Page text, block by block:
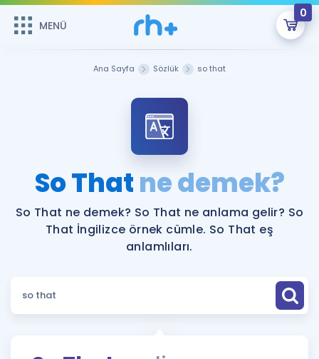
MENÜ
0
ÜYE DEĞİLİM
Sepetin Şu An Boş.
Remzi Hoca ile seni sınava hazırlayacak onlarca eğitim seni
bekliyor!
MENÜ
Faydalı Araçlar
Sözlük
Hakkımızda
Ana Sayfa Sözlük so that
So Thatne demek?
So That ne demek? So That ne anlama gelir? So
That İngilizce örnek cümle. So That eş
anlamlıları.